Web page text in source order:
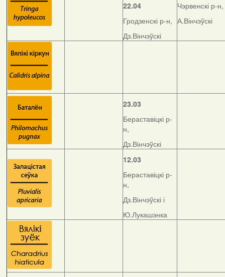
22.04
Гродзенскі р-н,
Дз.Вінчэўскі
Чэрвенскі р-н,
А.Вінчэўскі
23.03
Бераставіцкі р-
н,
Дз.Вінчэўскі
12.03
Бераставіцкі р-
н,
Дз.Вінчэўскі і
Ю.Лукашэнка